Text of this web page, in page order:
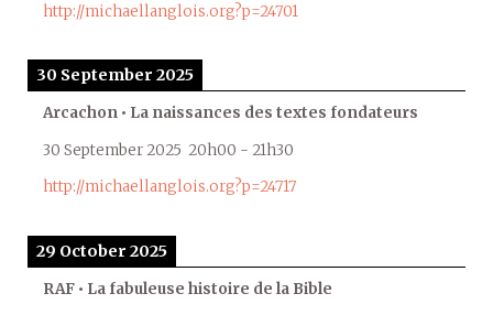
http://michaellanglois.org?p=24701
30 September 2025
Arcachon • La naissances des textes fondateurs
30 September 2025 20h00 - 21h30
http://michaellanglois.org?p=24717
29 October 2025
RAF • La fabuleuse histoire de la Bible